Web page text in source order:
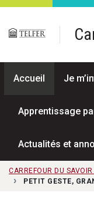
Passer au contenu
Accueil Je
Apprentissage
Actualités et
CARREFOUR DU SAVOIR
PETIT GESTE,